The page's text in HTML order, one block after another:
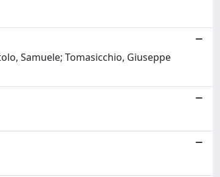
Samuele; Tomasicchio, Giuseppe